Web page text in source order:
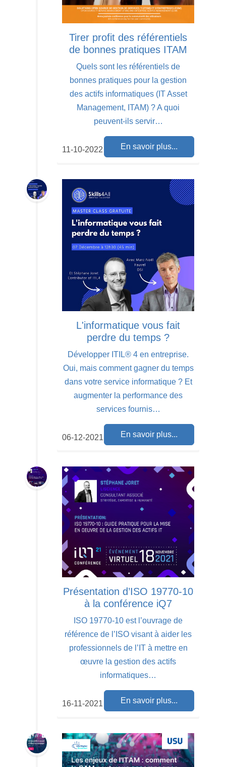
Tirer profit des référentiels
de bonnes pratiques ITAM
Quels sont les référentiels de
bonnes pratiques pour la gestion
des actifs informatiques (IT Asset
Management, ITAM) ? A quoi
peuvent-ils servir…
En savoir plus...
11-10-2022
L'informatique vous fait
perdre du temps ?
Développer ITIL® 4 en entreprise.
Oui, mais comment gagner du temps
dans votre service informatique ? Et
augmenter la performance des
services fournis…
En savoir plus...
06-12-2021
Présentation d’ISO 19770-10
à la conférence iQ7
ISO 19770-10 est l’ouvrage de
référence de l’ISO visant à aider les
professionnels de l’IT à mettre en
œuvre la gestion des actifs
informatiques…
En savoir plus...
16-11-2021